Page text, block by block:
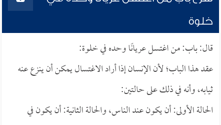
خلوة
قال: باب: من اغتسل عريانًا وحده في خلوة:
عقد هذا الباب؛ لأن الإنسان إذا أراد الاغتسال يمكن أن ينزع عنه
ثيابه، وأنه في ذلك على حالتين:
الحالة الأولى: أن يكون عند الناس، والحالة الثانية: أن يكون في